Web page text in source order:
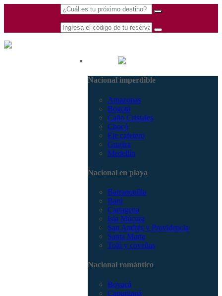
Nacional imperdible
Amazonas
Bogotá
Caño Cristales
Chocó
Eje cafetero
Guajira
Medellín
Nacional en playa
Barranquilla
Barú
Cartagena
Isla Múcura
San Andrés y Providencia
Santa Marta
Tolú y coveñas
Nacional romántico
Boyacá
Capurganá